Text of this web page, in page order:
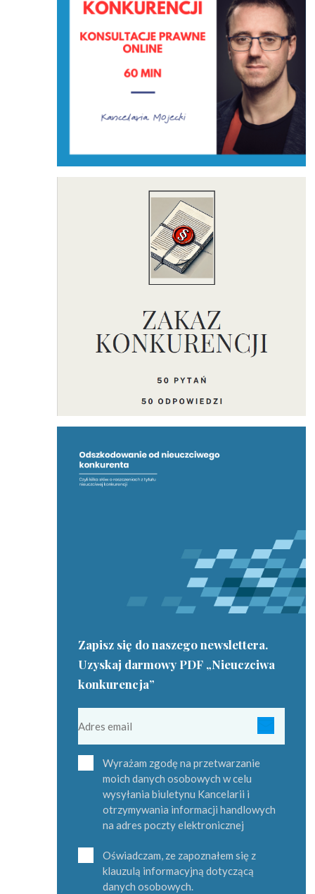
Zapisz się do naszego newslettera.
Uzyskaj darmowy PDF „Nieuczciwa
konkurencja”
Wyrażam zgodę na przetwarzanie
moich danych osobowych w celu
wysyłania biuletynu Kancelarii i
otrzymywania informacji handlowych
na adres poczty elektronicznej
Oświadczam, ze zapoznałem się z
klauzulą informacyjną dotyczącą
danych osobowych.